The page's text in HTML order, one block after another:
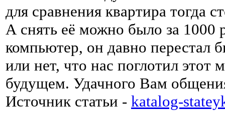
для сравнения квартира тогда
А снять её можно было за 1000
компьютер, он давно перестал
или нет, что нас поглотил
будущем. Удачного Вам
Источник статьи - katalog-